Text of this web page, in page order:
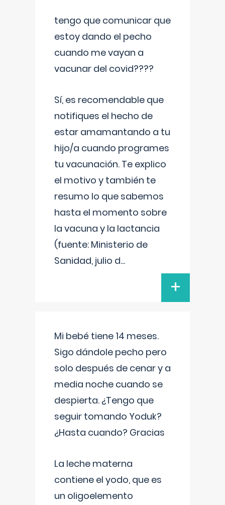
tengo que comunicar que
estoy dando el pecho
cuando me vayan a
vacunar del covid????
Sí, es recomendable que
notifiques el hecho de
estar amamantando a tu
hijo/a cuando programes
tu vacunación. Te explico
el motivo y también te
resumo lo que sabemos
hasta el momento sobre
la vacuna y la lactancia
(fuente: Ministerio de
Sanidad, julio d...
+
Mi bebé tiene 14 meses.
Sigo dándole pecho pero
solo después de cenar y a
media noche cuando se
despierta. ¿Tengo que
seguir tomando Yoduk?
¿Hasta cuando? Gracias
La leche materna
contiene el yodo, que es
un oligoelemento